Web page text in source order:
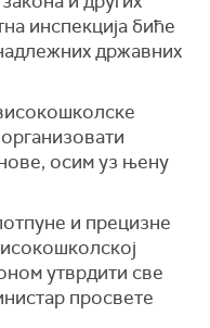
инспекција биће
државних
осим уз њену
и прецизне
утврдити све
просвете